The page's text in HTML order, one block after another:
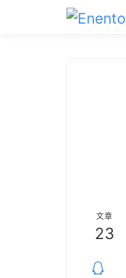
文章
23